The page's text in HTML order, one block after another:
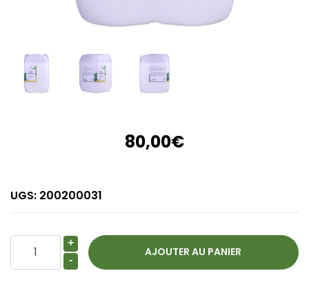
80,00€
UGS: 200200031
+
-